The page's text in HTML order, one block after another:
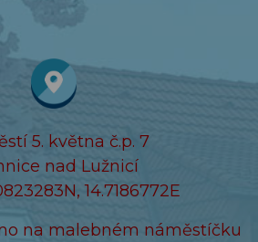
5. května č.p. 7
nad Lužnicí
14.7186772E
na malebném náměstíčku